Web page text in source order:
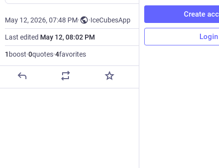
May 12, 2026, 07:48 PM· ·IceCubesApp
Last edited May 12, 08:02 PM
1 boost·0quotes·4favorites
Create
Login